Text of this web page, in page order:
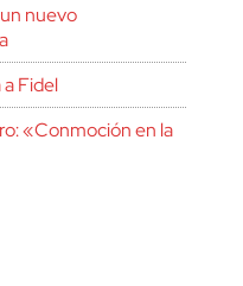
nuevo
Fidel
«Conmoción en la